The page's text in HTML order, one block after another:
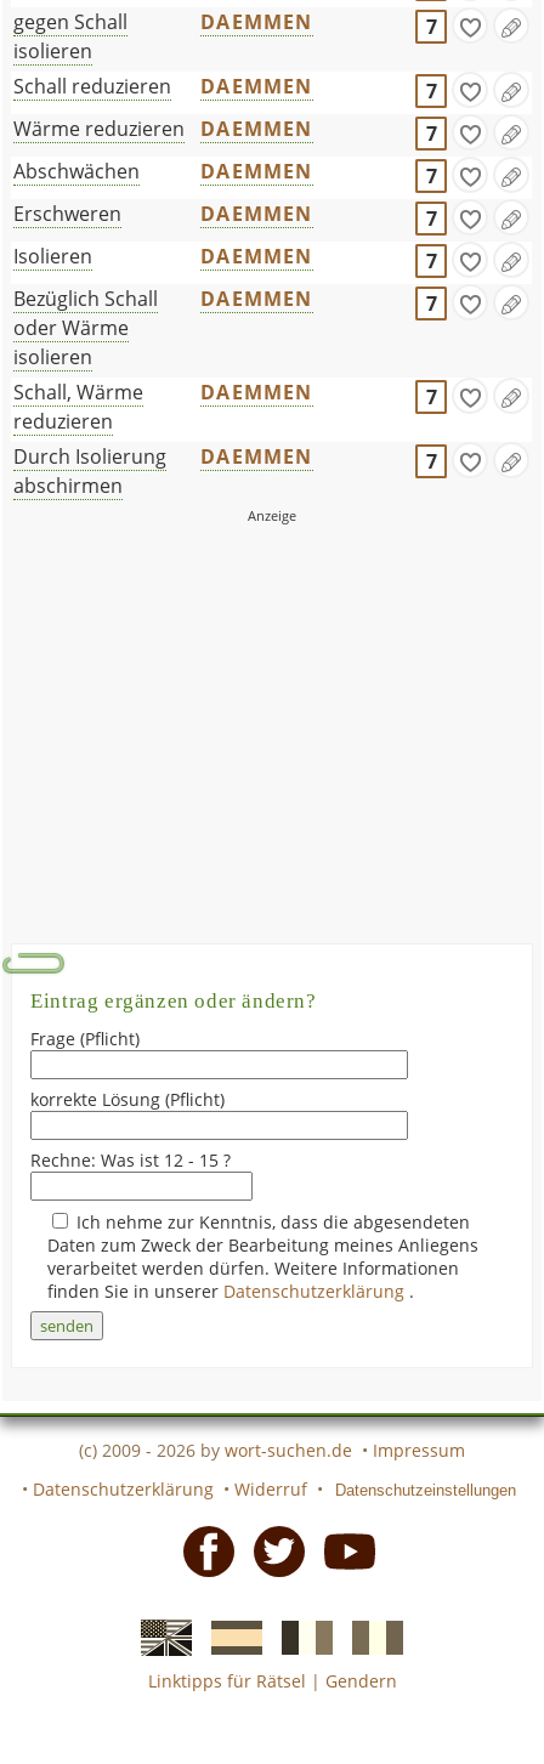
gegen Schall
isolieren
DAEMMEN 7
Schall reduzieren DAEMMEN
7
Wärme reduzieren
DAEMMEN
7
Abschwächen
DAEMMEN
7
Erschweren
DAEMMEN
7
Isolieren
DAEMMEN
7
Bezüglich Schall
oder Wärme
isolieren
DAEMMEN 7
Schall, Wärme
reduzieren
DAEMMEN 7
Durch Isolierung
abschirmen
DAEMMEN 7
Eintrag ergänzen oder ändern?
Frage (Pflicht)
korrekte Lösung (Pflicht)
Rechne: Was ist 12 - 15 ?
Ich nehme zur Kenntnis, dass die abgesendeten
Daten zum Zweck der Bearbeitung meines Anliegens
verarbeitet werden dürfen. Weitere Informationen
finden Sie in unserer Datenschutzerklärung .
(c) 2009 - 2026 by wort-suchen.de • Impressum
• Datenschutzerklärung • Widerruf • Datenschutzeinstellungen
EnglischeSpanischefranzösicheitalienische
Linktipps für Rätsel | Gendern